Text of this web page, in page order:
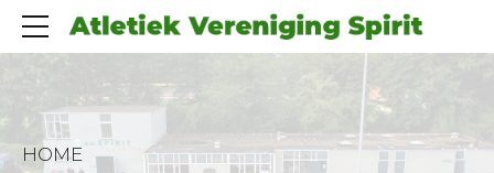
HOME